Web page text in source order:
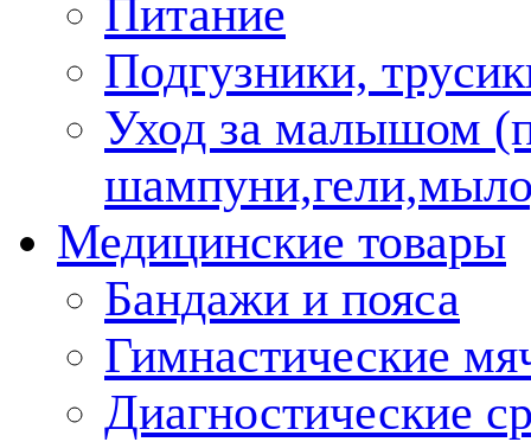
Питание
Подгузники,
Уход за малышом
Медицинские товары
Бандажи и пояса
Гимнастические
Диагностические